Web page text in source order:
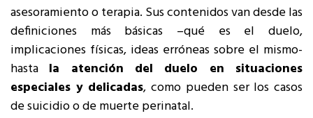
asesoramiento o terapia. Sus contenidos van desde las
definiciones más básicas –qué es el duelo,
implicaciones físicas, ideas erróneas sobre el mismo-
hasta la atención del duelo en situaciones
especiales y delicadas, como pueden ser los casos
de suicidio o de muerte perinatal.